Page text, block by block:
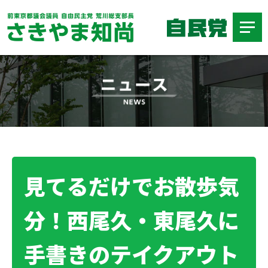
見てるだけでお散歩気
分！西尾久・東尾久に
手書きのテイクアウト